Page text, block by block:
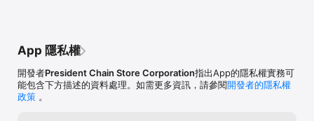
App 隱私權
開發者President Chain Store Corporation指出App的隱私權實務可
能包含下方描述的資料處理。如需更多資訊，請參閱開發者的隱私權
政策 。